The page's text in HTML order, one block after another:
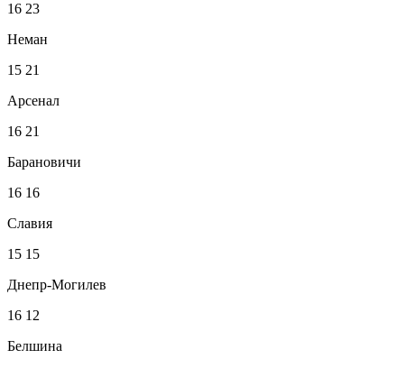
16 23
Неман
15 21
Арсенал
16 21
Барановичи
16 16
Славия
15 15
Днепр-Могилев
16 12
Белшина